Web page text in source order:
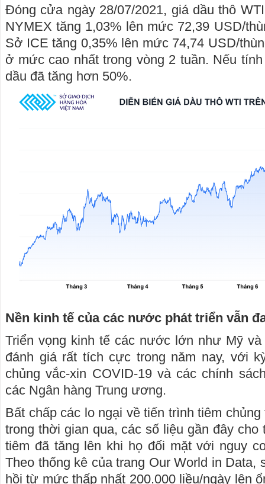
Đóng cửa ngày 28/07/2021, giá dầu thô
NYMEX tăng 1,03% lên mức 72,39 USD/
Sở ICE tăng 0,35% lên mức 74,74 USD/
ở mức cao nhất trong vòng 2 tuần. Nếu
dầu đã tăng hơn 50%.
Nền kinh tế của các nước phát triển vẫn
Triển vọng kinh tế các nước lớn như Mỹ
đánh giá rất tích cực trong năm nay, với
chủng vắc-xin COVID-19 và các chính
các Ngân hàng Trung ương.
Bất chấp các lo ngại về tiến trình tiêm
trong thời gian qua, các số liệu gần đây
tiêm đã tăng lên khi họ đối mặt với nguy
Theo thống kê của trang Our World in Data,
hồi từ mức thấp nhất 200.000 liều/ngày lên